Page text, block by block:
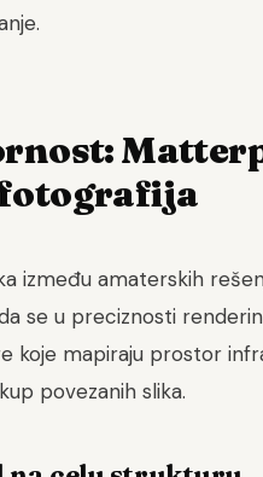
između amaterskih
se u preciznosti
koje mapiraju prostor
povezanih slika.